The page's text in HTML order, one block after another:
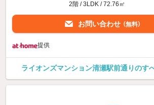
2階 / 3LDK / 72.76㎡
お問い合わせ （無料）
提供
ライオンズマンション清瀬駅前通りのす